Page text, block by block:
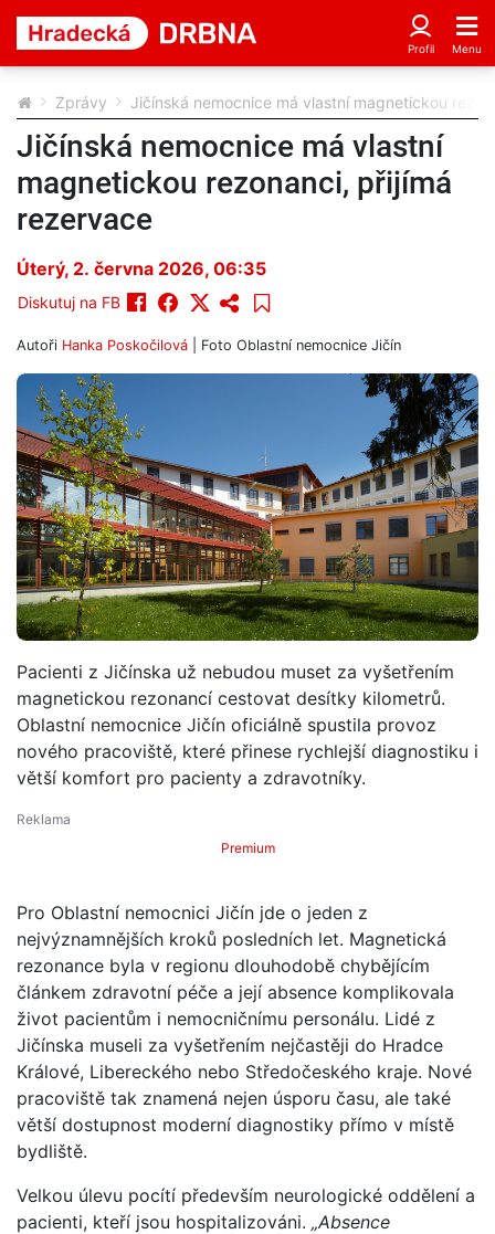
Zprávy Jičínská nemocnice má vlastní magnetickou
Jičínská nemocnice má vlastní
magnetickou rezonanci, přijímá
rezervace
Úterý, 2. června 2026, 06:35
Diskutuj na FB
Autoři Hanka Poskočilová | Foto Oblastní nemocnice Jičín
Pacienti z Jičínska už nebudou muset za vyšetřením
magnetickou rezonancí cestovat desítky kilometrů.
Oblastní nemocnice Jičín oficiálně spustila provoz
nového pracoviště, které přinese rychlejší diagnostiku i
větší komfort pro pacienty a zdravotníky.
Premium
Pro Oblastní nemocnici Jičín jde o jeden z
nejvýznamnějších kroků posledních let. Magnetická
rezonance byla v regionu dlouhodobě chybějícím
článkem zdravotní péče a její absence komplikovala
život pacientům i nemocničnímu personálu. Lidé z
Jičínska museli za vyšetřením nejčastěji do Hradce
Králové, Libereckého nebo Středočeského kraje. Nové
pracoviště tak znamená nejen úsporu času, ale také
větší dostupnost moderní diagnostiky přímo v místě
bydliště.
Velkou úlevu pocítí především neurologické oddělení a
pacienti, kteří jsou hospitalizováni. „Absence